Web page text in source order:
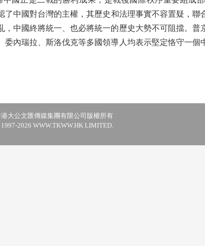
中國對台灣的主權，其歷史和法理事實不容置疑，聯
中國終將統一、也必將統一的歷史大勢不可阻擋。普
內瑞拉、斯洛伐克等多國領導人均表示堅定恪守一個
大公文匯傳媒集團有限公司版權所有
2026 WWW.TKWW.HK LIMITED.